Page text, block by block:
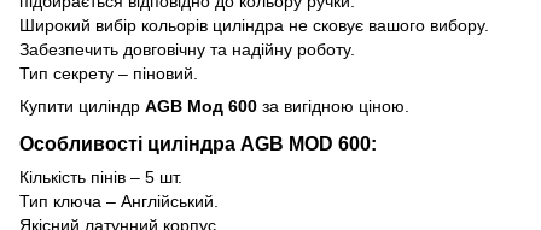
Широкий вибір кольорів циліндра не сковує вашого вибору.
Забезпечить довговічну та надійну роботу.
Тип секрету – піновий.
Купити циліндр AGB Мод 600 за вигідною ціною.
Особливості циліндра AGB MOD 600:
Кількість пінів – 5 шт.
Тип ключа – Англійський.
Якісний латунний корпус.